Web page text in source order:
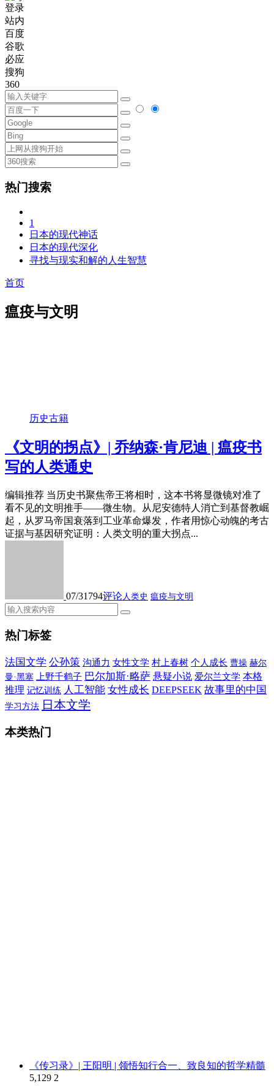
登录
站内
百度
谷歌
必应
搜狗
360
热门搜索
1
日本的现代神话
日本的现代深化
寻找与现实和解的人生智慧
首页
瘟疫与文明
历史古籍
《文明的拐点》| 乔纳森·肯尼迪 | 瘟疫书
写的人类通史
编辑推荐 当历史书聚焦帝王将相时，这本书将显微镜对准了
看不见的文明推手——微生物。从尼安德特人消亡到基督教崛
起，从罗马帝国衰落到工业革命爆发，作者用惊心动魄的考古
证据与基因研究证明：人类文明的重大拐点...
07/31 794评论人类史 瘟疫与文明
热门标签
法国文学 公孙策 沟通力 女性文学 村上春树 个人成长 曹操 赫尔
曼·黑塞
上野千鹤子 巴尔加斯·略萨 悬疑小说 爱尔兰文学 本格
推理 记忆训练 人工智能 女性成长 DEEPSEEK 故事里的中国
学习方法 日本文学
本类热门
《传习录》| 王阳明 | 领悟知行合一、致良知的哲学精髓
5,129 2